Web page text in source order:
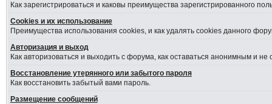
Как зарегистрироваться и каковы преимущества зарегистрированного
Cookies и их использование
Преимущества использования cookies, и как удалять cookies данного
Авторизация и выход
Как авторизоваться и выходить с форума, как оставаться анонимным и
Восстановление утерянного или забытого пароля
Как восстановить забытый вами пароль.
Размещение сообщений